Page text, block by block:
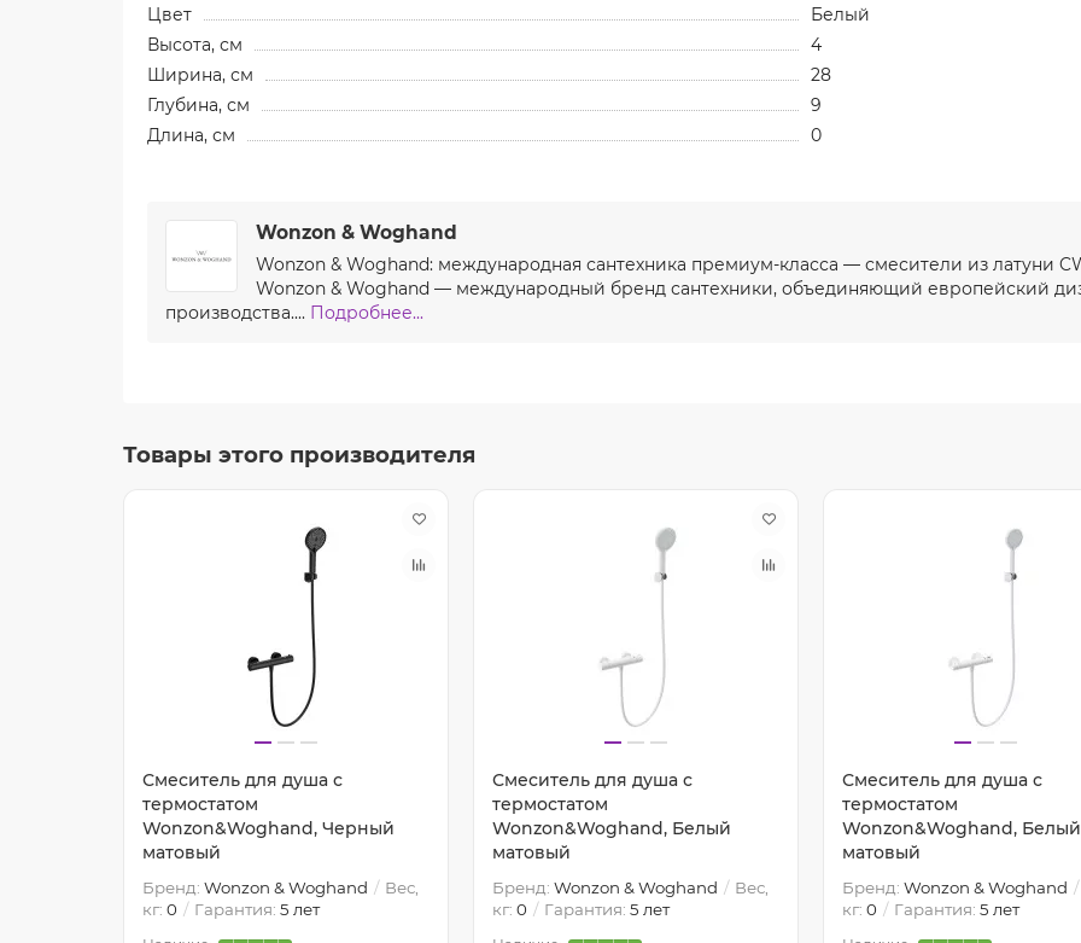
Цвет
Белый
Высота, см
4
Ширина, см
28
Глубина, см
9
Длина, см
0
Wonzon & Woghand
Wonzon & Woghand: международная сантехника премиум-класса — смесители из латуни
Wonzon & Woghand — международный бренд сантехники, объединяющий европейский
производства.... Подробнее...
Товары этого производителя
Смеситель для душа с
термостатом
Wonzon&Woghand, Черный
матовый
Бренд: Wonzon & Woghand
Вес,
кг: 0 Гарантия: 5 лет
Смеситель для душа с
термостатом
Wonzon&Woghand, Белый
матовый
Бренд: Wonzon & Woghand
Вес,
кг: 0 Гарантия: 5 лет
Смеситель для душа с
термостатом
Wonzon&Woghand, Белый
матовый
Бренд: Wonzon & Woghand
кг: 0 Гарантия: 5 лет